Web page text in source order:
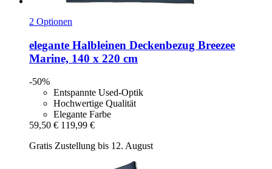
2 Optionen
elegante Halbleinen Deckenbezug Breezee
Marine, 140 x 220 cm
-50%
Entspannte Used-Optik
Hochwertige Qualität
Elegante Farbe
59,50 € 119,99 €
Gratis Zustellung bis 12. August